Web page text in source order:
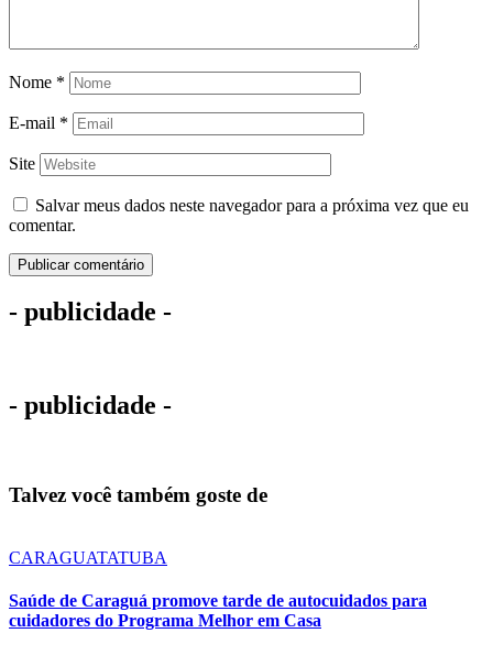
Nome *
E-mail *
Site
Salvar meus dados neste navegador para a próxima vez que eu
comentar.
- publicidade -
- publicidade -
Talvez você também goste de
CARAGUATATUBA
Saúde de Caraguá promove tarde de autocuidados para
cuidadores do Programa Melhor em Casa